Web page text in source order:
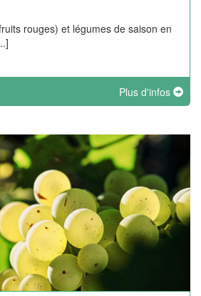
rouges) et légumes de saison en
Plus d'infos